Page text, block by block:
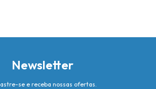
Newsletter
se e receba nossas ofertas.